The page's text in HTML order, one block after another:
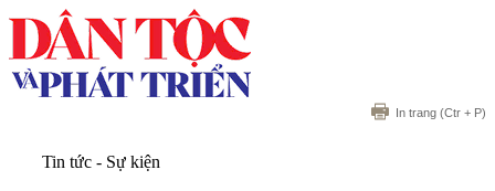
In trang (Ctr + P)
Tin tức - Sự kiện